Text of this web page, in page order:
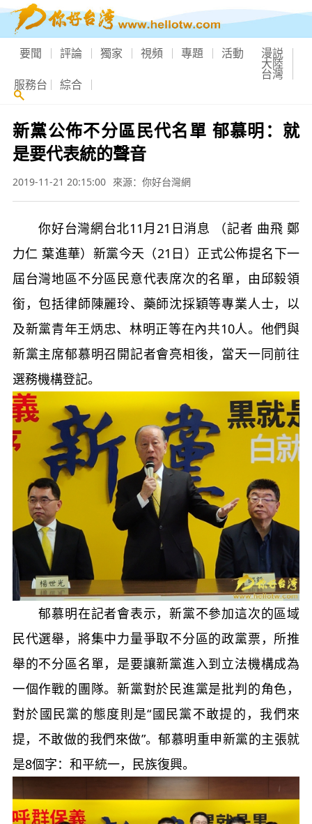
要聞 評論 獨家 視頻 專題 活動 漫説
大陸
台灣
服務台 綜合
新黨公佈不分區民代名單 郁慕明：就
是要代表統的聲音
2019-11-21 20:15:00 來源：你好台灣網
你好台灣網台北11月21日消息 （記者 曲飛 鄭
力仁 葉進華）新黨今天（21日）正式公佈提名下一
屆台灣地區不分區民意代表席次的名單，由邱毅領
銜，包括律師陳麗玲、藥師沈採穎等專業人士，以
及新黨青年王炳忠、林明正等在內共10人。他們與
新黨主席郁慕明召開記者會亮相後，當天一同前往
選務機構登記。
郁慕明在記者會表示，新黨不參加這次的區域
民代選舉，將集中力量爭取不分區的政黨票，所推
舉的不分區名單，是要讓新黨進入到立法機構成為
一個作戰的團隊。新黨對於民進黨是批判的角色，
對於國民黨的態度則是“國民黨不敢提的，我們來
提，不敢做的我們來做”。郁慕明重申新黨的主張就
是8個字：和平統一，民族復興。